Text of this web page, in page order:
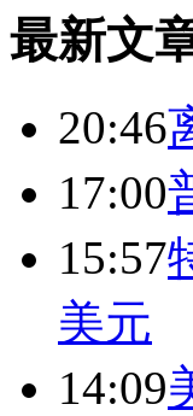
最新文
20:46
17:00
15:57
美元
14:09